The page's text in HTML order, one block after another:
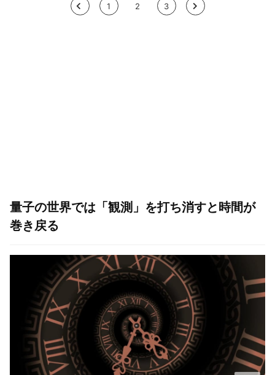
< 1 2 3 >
量子の世界では「観測」を打ち消すと時間が
巻き戻る